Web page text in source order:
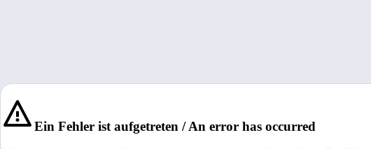
Ein Fehler ist aufgetreten / An error has occurred